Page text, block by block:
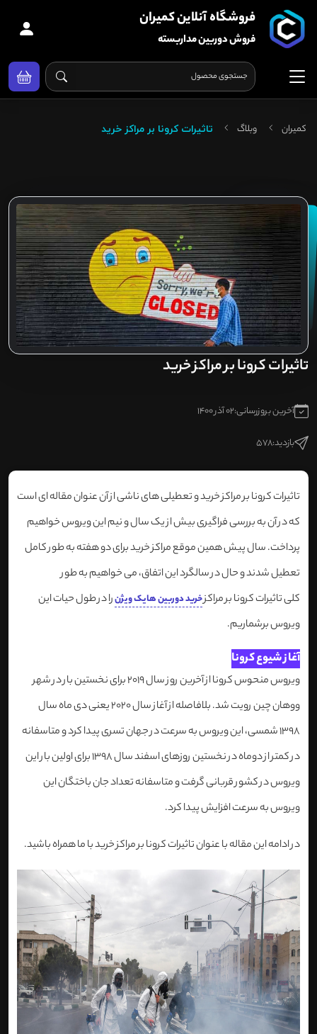
فروشگاه آنلاین کمیران
فروش دوربین مداربسته
کمیران وبلاگ تاثیرات کرونا بر مراکز خرید
تاثیرات کرونا بر مراکز خرید
آخرین بروزرسانی:02 آذر 1400
بازدید:578
تاثیرات کرونا بر مراکز خرید و تعطیلی های ناشی از آن عنوان مقاله ای است
که در آن به بررسی فراگیری بیش از یک سال و نیم این ویروس خواهیم
پرداخت. سال پیش همین موقع مراکز خرید برای دو هفته به طور کامل
تعطیل شدند و حال در سالگرد این اتفاق، می خواهیم به طور
کلی تاثیرات کرونا بر مراکزخرید دوربین هایک ویژنرا در طول حیات این
ویروس برشماریم.
آغاز شیوع کرونا
ویروس منحوس کرونا از آخرین روز سال 2019 برای نخستین بار در شهر
ووهان چین رویت شد. بلافاصله از آغاز سال 2020 یعنی دی ماه سال
1398 شمسی، این ویروس به سرعت در جهان تسری پیدا کرد و متاسفانه
در کمتر از دوماه در نخستین روزهای اسفند سال 1398 برای اولین بار این
ویروس در کشور قربانی گرفت و متاسفانه تعداد جان باختگان این
ویروس به سرعت افزایش پیدا کرد.
در ادامه این مقاله با عنوان تاثیرات کرونا بر مراکز خرید با ما همراه باشید.